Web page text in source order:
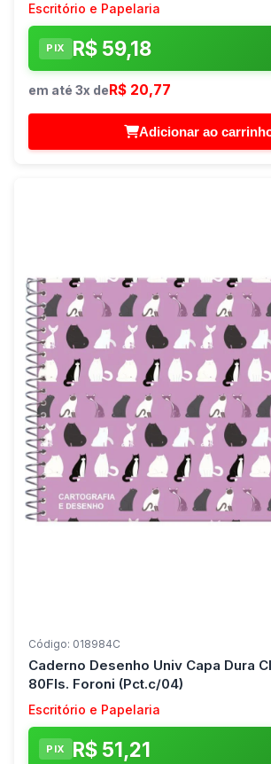
Escritório e Papelaria
PIX R$ 59,18
em até 3x de R$ 20,77
Adicionar ao
Código: 018984C
Caderno Desenho Univ Capa Dura
80Fls. Foroni (Pct.c/04)
Escritório e Papelaria
PIX R$ 51,21